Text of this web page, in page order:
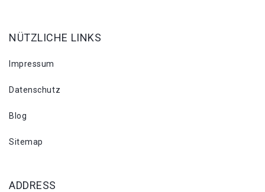
NÜTZLICHE LINKS
Impressum
Datenschutz
Blog
Sitemap
ADDRESS